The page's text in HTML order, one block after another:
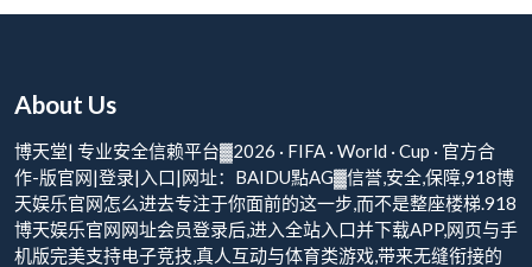
About Us
博天堂| 专业安全信赖平台▓2026 · FIFA · World · Cup · 官方合
作-版官网|登录|入口|网址：BAIDU點AG▓信誉,安全,保障,918博
天娱乐官网怎么进去专注于你面前的这一步,而不是整座楼梯.918
博天娱乐官网网址会员登录后,进入全站入口并下载APP,网页与手
机版完美支持电子竞技,真人互动与体育类游戏,带来无缝衔接的